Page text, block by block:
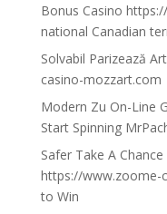
Bonus Casino
national Canadian
Solvabil Parizează
casino-mozzart.com
Modern Zu On-Line
Start Spinning
Safer Take A
https://www.zoome-
to Win